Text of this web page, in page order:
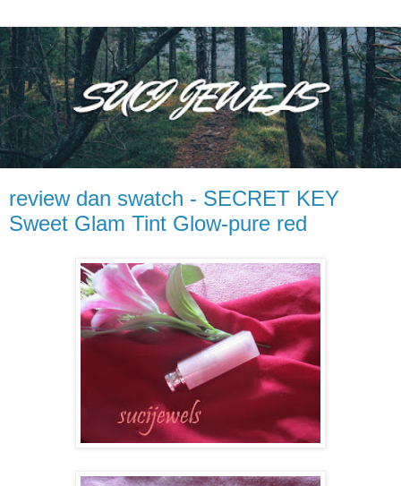
review dan swatch - SECRET KEY
Sweet Glam Tint Glow-pure red